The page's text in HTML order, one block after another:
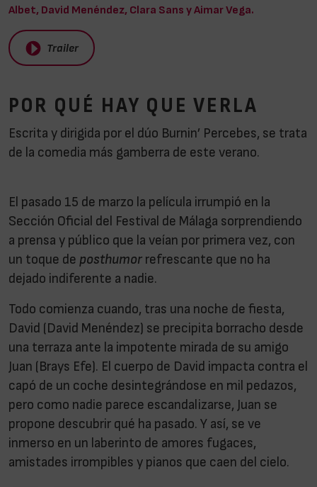
Albet, David Menéndez, Clara Sans y Aimar Vega.
Trailer
POR QUÉ HAY QUE VERLA
Escrita y dirigida por el dúo Burnin’ Percebes, se trata
de la comedia más gamberra de este verano.
El pasado 15 de marzo la película irrumpió en la
Sección Oficial del Festival de Málaga sorprendiendo
a prensa y público que la veían por primera vez, con
un toque de posthumor refrescante que no ha
dejado indiferente a nadie.
Todo comienza cuando, tras una noche de fiesta,
David (David Menéndez) se precipita borracho desde
una terraza ante la impotente mirada de su amigo
Juan (Brays Efe). El cuerpo de David impacta contra el
capó de un coche desintegrándose en mil pedazos,
pero como nadie parece escandalizarse, Juan se
propone descubrir qué ha pasado. Y así, se ve
inmerso en un laberinto de amores fugaces,
amistades irrompibles y pianos que caen del cielo.